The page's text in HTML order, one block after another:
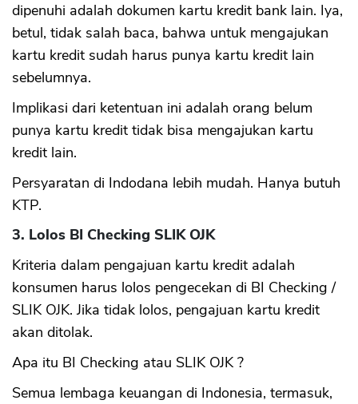
dipenuhi adalah dokumen kartu kredit bank lain. Iya,
betul, tidak salah baca, bahwa untuk mengajukan
kartu kredit sudah harus punya kartu kredit lain
sebelumnya.
Implikasi dari ketentuan ini adalah orang belum
punya kartu kredit tidak bisa mengajukan kartu
kredit lain.
Persyaratan di Indodana lebih mudah. Hanya butuh
KTP.
3. Lolos BI Checking SLIK OJK
Kriteria dalam pengajuan kartu kredit adalah
konsumen harus lolos pengecekan di BI Checking /
SLIK OJK. Jika tidak lolos, pengajuan kartu kredit
akan ditolak.
Apa itu BI Checking atau SLIK OJK ?
Semua lembaga keuangan di Indonesia, termasuk,